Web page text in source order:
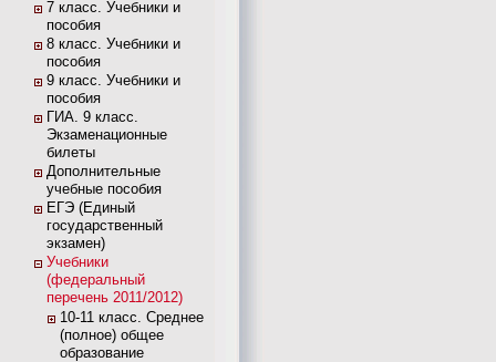
7 класс. Учебники и
пособия
8 класс. Учебники и
пособия
9 класс. Учебники и
пособия
ГИА. 9 класс.
Экзаменационные
билеты
Дополнительные
учебные пособия
ЕГЭ (Единый
государственный
экзамен)
Учебники
(федеральный
перечень 2011/2012)
10-11 класс. Среднее
(полное) общее
образование